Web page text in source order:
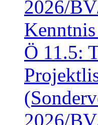
2026/
Ö 11.5:
2026/